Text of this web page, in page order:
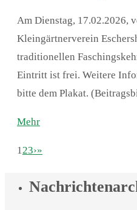
Am Dienstag, 17.02.2026,
Kleingärtnerverein
traditionellen
Eintritt ist frei. Weitere
bitte dem Plakat.
Mehr
123›»